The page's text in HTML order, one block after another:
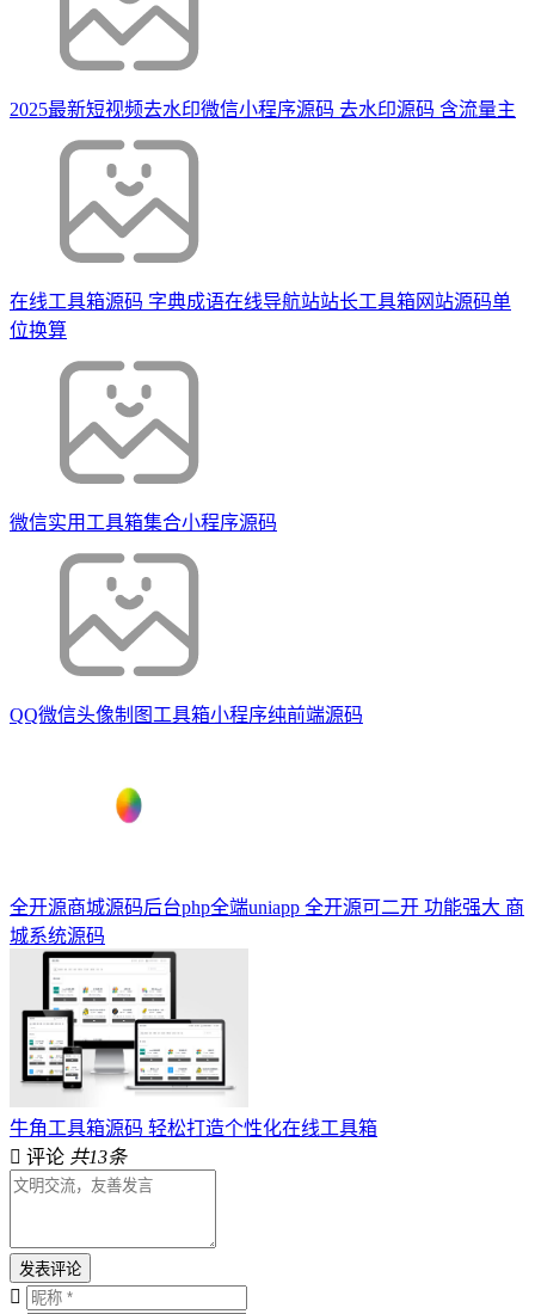
2025最新短视频去水印微信小程序源码 去水印源码 含流量主
在线工具箱源码 字典成语在线导航站站长工具箱网站源码单
位换算
微信实用工具箱集合小程序源码
QQ微信头像制图工具箱小程序纯前端源码
全开源商城源码后台php全端uniapp 全开源可二开 功能强大 商
城系统源码
牛角工具箱源码 轻松打造个性化在线工具箱
评论 共13条
发表评论